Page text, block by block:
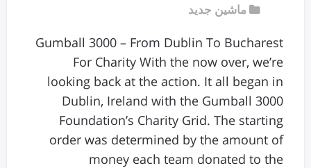
ماشین جدید
Gumball 3000 – From Dublin To Bucharest
For Charity With the now over, we’re
looking back at the action. It all began in
Dublin, Ireland with the Gumball 3000
Foundation’s Charity Grid. The starting
order was determined by the amount of
money each team donated to the